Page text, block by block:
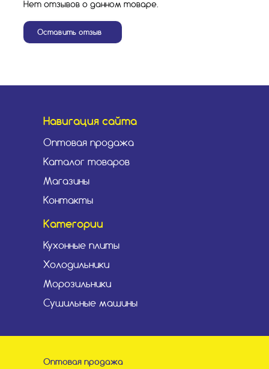
Нет отзывов о данном товаре.
Оставить отзыв
Навигация сайта
Оптовая продажа
Каталог товаров
Магазины
Контакты
Категории
Кухонные плиты
Холодильники
Морозильники
Сушильные машины
Оптовая продажа